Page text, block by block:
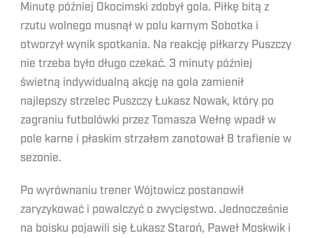
Minutę później Okocimski zdobył gola. Piłkę bitą z
rzutu wolnego musnął w polu karnym Sobotka i
otworzył wynik spotkania. Na reakcję piłkarzy Puszczy
nie trzeba było długo czekać. 3 minuty później
świetną indywidualną akcję na gola zamienił
najlepszy strzelec Puszczy Łukasz Nowak, który po
zagraniu futbolówki przez Tomasza Wełnę wpadł w
pole karne i płaskim strzałem zanotował 8 trafienie w
sezonie.
Po wyrównaniu trener Wójtowicz postanowił
zaryzykować i powalczyć o zwycięstwo. Jednocześnie
na boisku pojawili się Łukasz Staroń, Paweł Moskwik i